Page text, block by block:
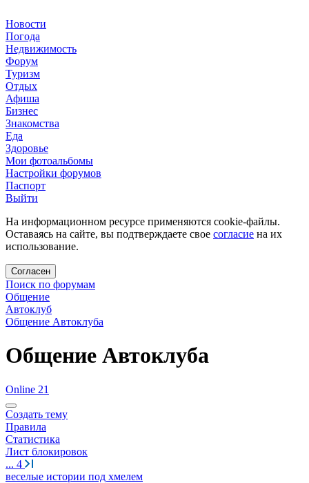
Новости
Погода
Недвижимость
Форум
Туризм
Отдых
Афиша
Бизнес
Знакомства
Еда
Здоровье
Мои фотоальбомы
Настройки форумов
Паспорт
Выйти
На информационном ресурсе применяются cookie-файлы.
Оставаясь на сайте, вы подтверждаете свое согласие на их
использование.
Согласен
Поиск по форумам
Общение
Автоклуб
Общение Автоклуба
Общение Автоклуба
Online 21
Создать тему
Правила
Статистика
Лист блокировок
... 4
веселые истории под хмелем